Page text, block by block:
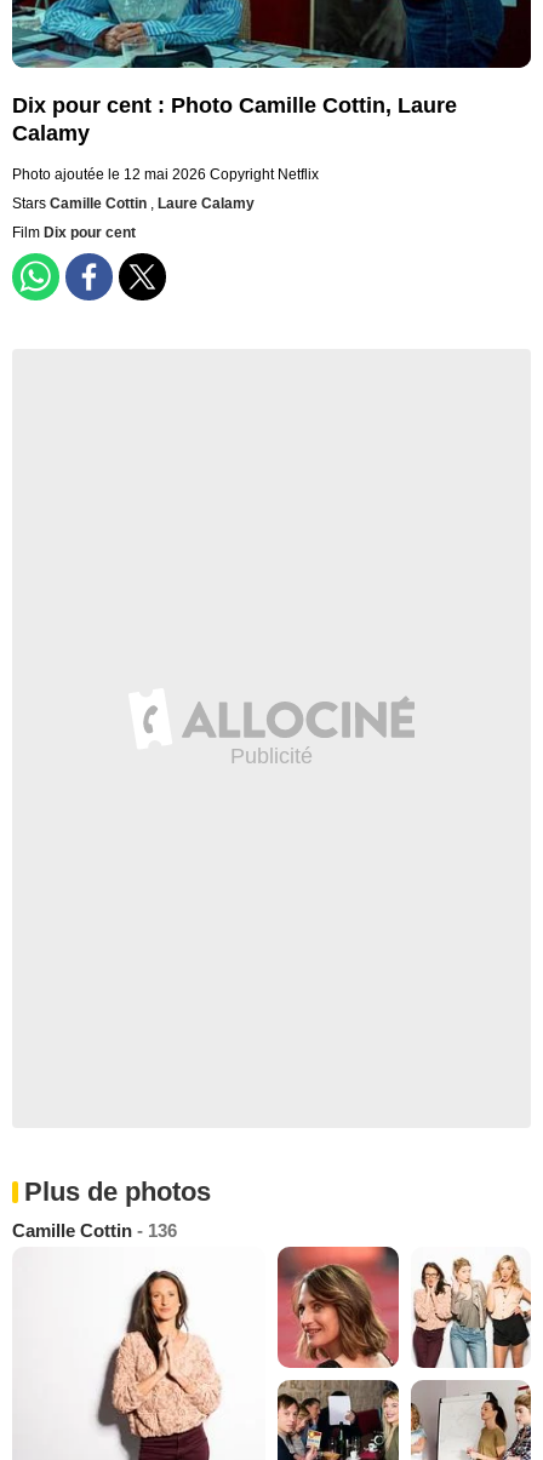
Dix pour cent : Photo Camille Cottin, Laure
Calamy
Photo ajoutée le 12 mai 2026 Copyright Netflix
Stars Camille Cottin , Laure Calamy
Film Dix pour cent
Plus de photos
Camille Cottin - 136